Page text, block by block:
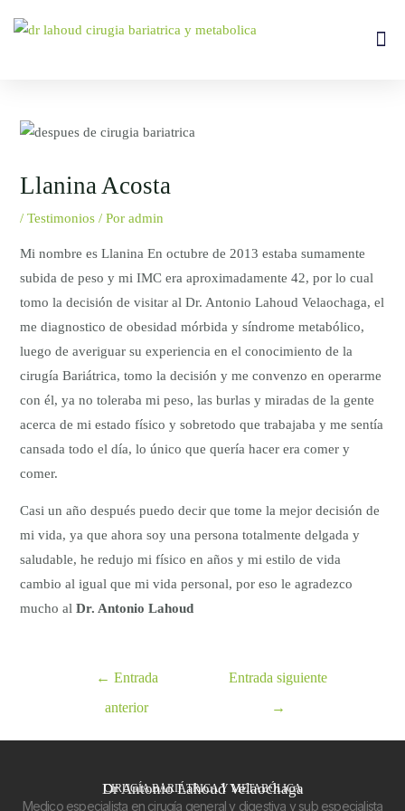
Llanina Acosta
/Testimonios / Poradmin
Mi nombre es Llanina En octubre de 2013 estaba sumamente
subida de peso y mi IMC era aproximadamente 42, por lo cual
tomo la decisión de visitar al Dr. Antonio Lahoud Velaochaga, el
me diagnostico de obesidad mórbida y síndrome metabólico,
luego de averiguar su experiencia en el conocimiento de la
cirugía Bariátrica, tomo la decisión y me convenzo en operarme
con él, ya no toleraba mi peso, las burlas y miradas de la gente
acerca de mi estado físico y sobretodo que trabajaba y me sentía
cansada todo el día, lo único que quería hacer era comer y
comer.
Casi un año después puedo decir que tome la mejor decisión de
mi vida, ya que ahora soy una persona totalmente delgada y
saludable, he redujo mi físico en años y mi estilo de vida
cambio al igual que mi vida personal, por eso le agradezco
mucho alDr. Antonio Lahoud
entradas
← Entrada
anterior
Entrada siguiente
→
Dr Antonio Lahoud Velaochaga
CIRUGÍA BARIÁTRICA Y METABÓLICA
Medico especialista en cirugía general y digestiva y sub especialista